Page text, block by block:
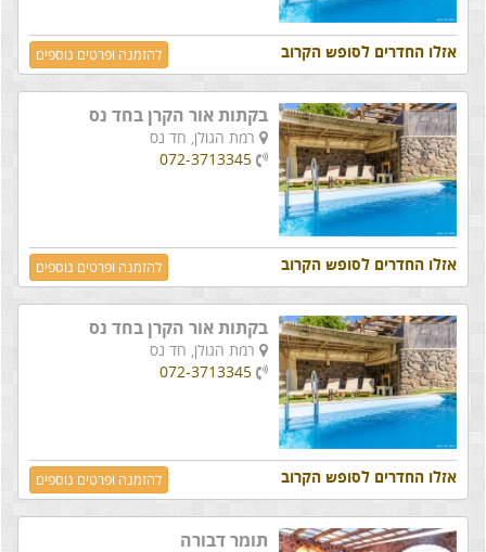
אזלו החדרים לסופש הקרוב להזמנה ופרטים נוספים
בקתות אור הקרן בחד נס
רמת הגולן, חד נס
072-3713345
אזלו החדרים לסופש הקרוב להזמנה ופרטים נוספים
בקתות אור הקרן בחד נס
רמת הגולן, חד נס
072-3713345
אזלו החדרים לסופש הקרוב להזמנה ופרטים נוספים
תומר דבורה